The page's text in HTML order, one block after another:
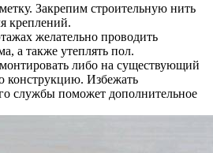
Закрепим строительную нить
креплений.
желательно проводить
а также утеплять пол.
либо на существующий
конструкцию. Избежать
службы поможет дополнительное